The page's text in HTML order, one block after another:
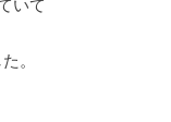
いて
。